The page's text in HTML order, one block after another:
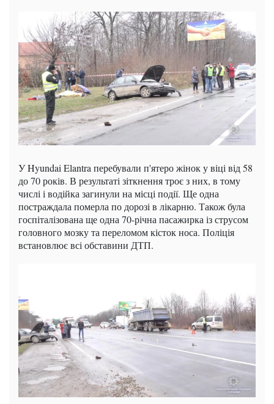
У Hyundai Elantra перебували п'ятеро жінок у віці від 58
до 70 років. В результаті зіткнення троє з них, в тому
числі і водійка загинули на місці події. Ще одна
постраждала померла по дорозі в лікарню. Також була
госпіталізована ще одна 70-річна пасажирка із струсом
головного мозку та переломом кісток носа. Поліція
встановлює всі обставини ДТП.